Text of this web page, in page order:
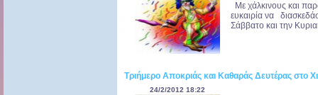
Με χάλκινους και
ευκαιρία να
Σάββατο και την
Τριήμερο Αποκριάς και Καθαράς Δευτέρας στο
24/2/2012 18:22